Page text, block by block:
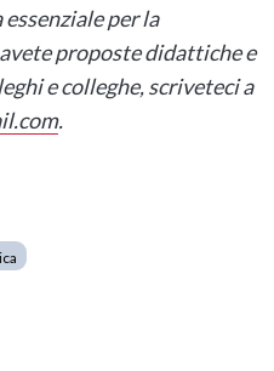
per la
proposte didattiche e
e colleghe, scriveteci a
.